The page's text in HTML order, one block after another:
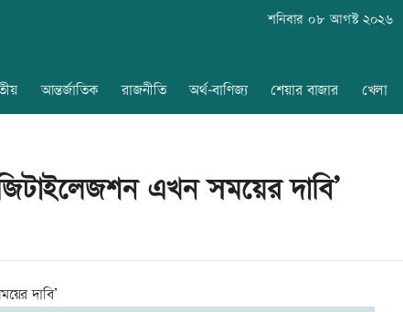
শনিবার ০৮ আগস্ট ২০২৬
আন্তর্জাতিক রাজনীতি অর্থ-বাণিজ্য শেয়ার বাজার খেলা
এখন সময়ের দাবি’